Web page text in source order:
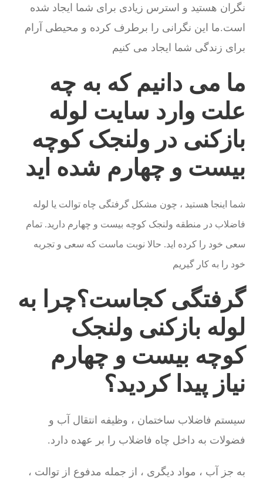
نگران هستید و استرس زیادی برای شما ایجاد شده
است.ما این نگرانی را برطرف کرده و محیطی آرام
برای زندگی شما ایجاد می کنیم
ما می دانیم که به چه
علت وارد سایت لوله
بازکنی در ولنجک کوچه
بیست و چهارم شده اید
شما اینجا هستید ، چون مشکل گرفتگی چاه توالت یا لوله
فاضلاب در منطقه ولنجک کوچه بیست و چهارم دارید. تمام
سعی خود را کرده اید. حالا نوبت ماست که سعی و تجربه
خود را به کار گیریم
گرفتگی کجاست؟چرا به
لوله بازکنی ولنجک
کوچه بیست و چهارم
نیاز پیدا کردید؟
سیستم فاضلاب ساختمان ، وظیفه انتقال آب و
فضولات به داخل چاه فاضلاب را بر عهده دارد.
به جز آب ، مواد دیگری ، از جمله مدفوع از توالت ،